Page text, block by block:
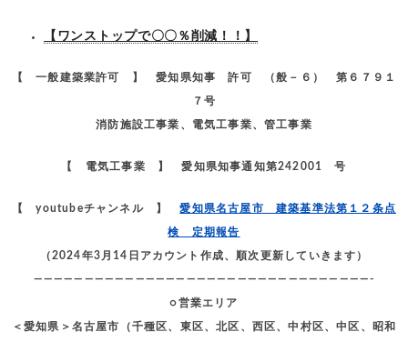
【ワンストップで〇〇％削減！！】
–
【 一般建築業許可 】 愛知県知事 許可 （般－６） 第６７９１
７号
消防施設工事業、電気工事業、管工事業
【 電気工事業 】 愛知県知事通知第242001 号
【 youtubeチャンネル 】愛知県名古屋市 建築基準法第１２条点
検 定期報告
（2024年3月14日アカウント作成、順次更新していきます）
—————————————————————————————————-
○営業エリア
＜愛知県＞名古屋市（千種区、東区、北区、西区、中村区、中区、昭和